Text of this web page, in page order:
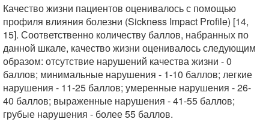
Качество жизни пациентов оценивалось с помощью
профиля влияния болезни (Sickness Impact Profile) [14,
15]. Соответственно количеству баллов, набранных по
данной шкале, качество жизни оценивалось следующим
образом: отсутствие нарушений качества жизни - 0
баллов; минимальные нарушения - 1-10 баллов; легкие
нарушения - 11-25 баллов; умеренные нарушения - 26-
40 баллов; выраженные нарушения - 41-55 баллов;
грубые нарушения - более 55 баллов.